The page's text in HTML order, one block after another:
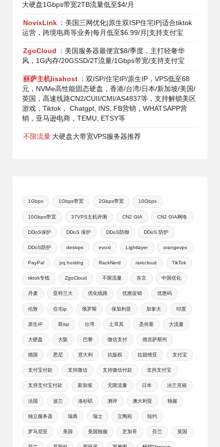
大硬盘1Gbps带宽2TB流量低至$4/月
NovixLink ：美国三网优化|原生双ISP住宅IP|适合tiktok
运营，跨境电商等业务|每月低至$6.99/月|支持支付宝
ZgoCloud
：美国服务器最便宜$8/季度，主打轻奢华
风，1G内存/20GSSD/2T流量/1Gbps带宽/支持支付宝
丽萨主机lisahost ：双ISP/住宅IP/原生IP，VPS低至68
元，NVMe高性能固态硬盘，香港/台湾/日本/新加坡/美国/
英国，高速线路CN2/CUII/CMI/AS4837等，支持解锁美区
游戏，Tiktok， Chatgpt, INS, FB营销，WHATSAPP营
销，亚马逊电商，TEMU, ETSY等
不限流量 大硬盘大带宽VPS服务器推荐
1Gbps 1Gbps带宽 2Gbps带宽 10Gbps
10Gbps带宽 37VPS主机评测 CN2 GIA CN2 GIA网络
DDoS保护 DDoS 保护 DDoS防御 DDoS 防护
DDoS防护 desivps evoxt Lightlayer orangevps
PayPal pq.hosting RackNerd rarecloud TikTok
tiktok专线 ZgoCloud 不限流量 东京 中国优化
丹麦 亚特兰大 优化线路 优惠促销 优惠码
伦敦 住宅ip 俄罗斯 保加利亚 加拿大 印度
原生IP 双isp 台湾 土耳其 圣何塞 大流量
大硬盘 大阪 巴黎 微信支付 德克萨斯州
德国 悉尼 意大利 抗版权 拉脱维亚 支付宝
支付宝付款 支持微信 支持微信付款 支持支付宝
支持支付宝付款 新加坡 无限流量 日本 法兰克福
法国 波兰 洛杉矶 测评 澳大利亚 独服
独立服务器 瑞典 瑞士 立陶宛 纽约
罗马尼亚 美国 美国独服 芝加哥 芬兰 英国